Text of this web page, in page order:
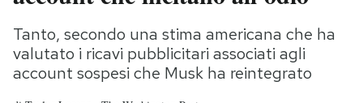
Politica
Tecnologia
Internet
Scienza
Consumismi
Storie/Idee
Ok Boomer!
Media
Tanto, secondo una stima americana che ha
valutato i ricavi pubblicitari associati agli
account sospesi che Musk ha reintegrato